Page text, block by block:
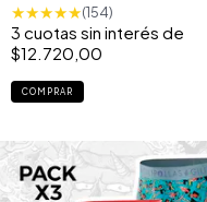
★★★★★(154)
3 cuotas sin interés de
$12.720,00
COMPRAR